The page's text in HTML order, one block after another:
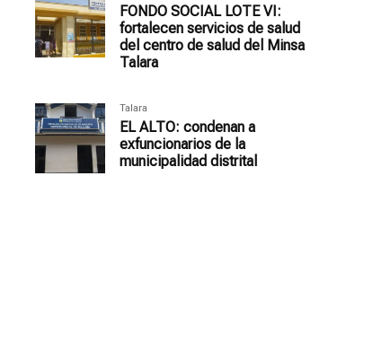
FONDO SOCIAL LOTE VI:
fortalecen servicios de salud
del centro de salud del Minsa
Talara
Talara
EL ALTO: condenan a
exfuncionarios de la
municipalidad distrital